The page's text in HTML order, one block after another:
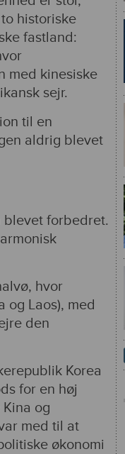
historiske
fastland:
med kinesiske
sejr.
til en
aldrig blevet
blevet forbedret.
hvor
Laos), med
den
Korea
for en høj
og
med til at
økonomi